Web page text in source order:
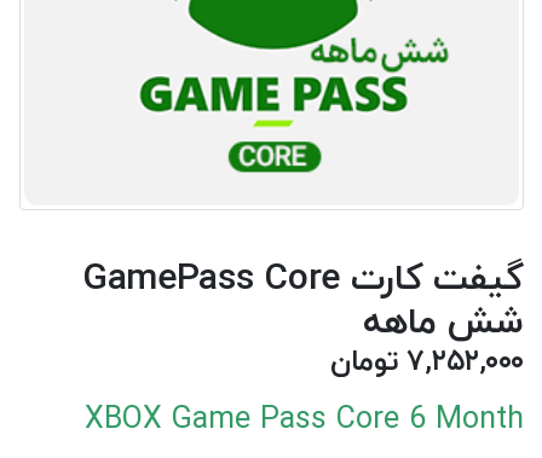
گیفت کارت GamePass Core
شش ماهه
۷,۲۵۲,۰۰۰ تومان
XBOX Game Pass Core 6 Month